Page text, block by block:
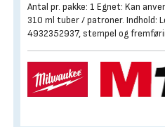
Antal pr. pakke: 1 Egnet: Kan
310 ml tuber / patroner. Indhold:
4932352937, stempel og